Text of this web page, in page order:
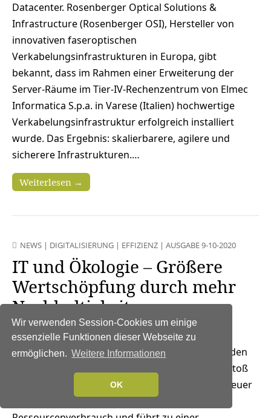
Wir verwenden Session-Cookies um einige
essenzielle Funktionen dieser Webseite zu
ermöglichen. Weitere Informationen
OK
Datacenter. Rosenberger Optical Solutions &
Infrastructure (Rosenberger OSI), Hersteller von
innovativen faseroptischen
Verkabelungsinfrastrukturen in Europa, gibt
bekannt, dass im Rahmen einer Erweiterung der
Server-Räume im Tier-IV-Rechenzentrum von Elmec
Informatica S.p.a. in Varese (Italien) hochwertige
Verkabelungsinfrastruktur erfolgreich installiert
wurde. Das Ergebnis: skalierbarere, agilere und
sicherere Infrastrukturen.…
Weiterlesen →
NEWS | DIGITALISIERUNG | EFFIZIENZ | AUSGABE 9-10-2020
IT und Ökologie – Größere
Wertschöpfung durch mehr
Nachhaltigkeit
24. Oktober 2020
Die Digitalisierung treibt den
Stromverbrauch nach oben und damit den Ausstoß
von Treibhausgasen. Zudem sorgt die Vielzahl neuer
elektronischer Geräte für einen steigenden